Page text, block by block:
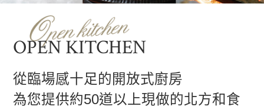
OPEN KITCHEN
從臨場感十足的開放式廚房
為您提供約50道以上現做的北方和食